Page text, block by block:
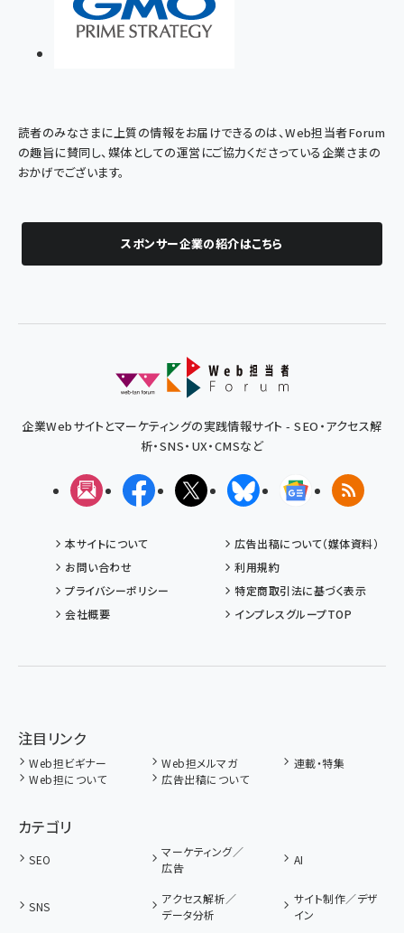
読者のみなさまに上質の情報をお届けできるのは、Web担当者Forum
の趣旨に賛同し、媒体としての運営にご協力くださっている企業さまの
おかげでございます。
スポンサー企業の紹介はこちら
企業Webサイトとマーケティングの実践情報サイト - SEO・アクセス解
析・SNS・UX・CMSなど
メルマガFacebookX(エックス)BlueskyGoogleニュ
RSS
本サイトについて
広告出稿について（媒体資料）
お問い合わせ
利用規約
プライバシーポリシー
特定商取引法に基づく表示
会社概要
インプレスグループTOP
注目リンク
Web担ビギナー Web担メルマガ
連載・特集
Web担について
広告出稿について
カテゴリ
SEO
マーケティング／
広告
AI
SNS
アクセス解析／
データ分析
サイト制作／デザ
イン